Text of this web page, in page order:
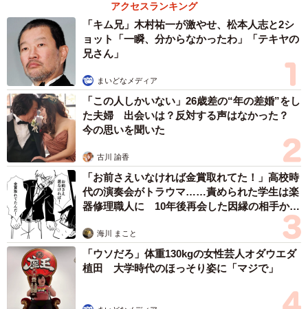
3/5
（KSI官公庁オークションから引用）
これに対しSNSユーザー達からは
「一般販売した原画を買った人が差し押さえられたんじゃ
ないですかね。」
「寺沢大介先生は、自分が死んだ時に困るだろうからでき
るだけ売ってしまおう、と原稿譲渡会などのイベントを開
催しています」
「これは寺沢大介先生がご自身で直筆原画を1000円～で売
っていたものが流れています(僕も購入しています)」
「全国大会編の坂田利夫にフォーカスが当たった百円寿司
アクセスランキング
「キム兄」木村祐一が激やせ、松本人志と2シ
ョット「一瞬、分からなかったわ」「テキヤの
兄さん」
まいどなメディア
「この人しかいない」26歳差の“年の差婚”をし
た夫婦 出会いは？反対する声はなかった？
今の思いを聞いた
古川 諭香
「お前さえいなければ金賞取れてた！」高校時
代の演奏会がトラウマ……責められた学生は楽
器修理職人に 10年後再会した因縁の相手から
海川 まこと
「ウソだろ」体重130kgの女性芸人オダウエダ
植田 大学時代のほっそり姿に「マジで」